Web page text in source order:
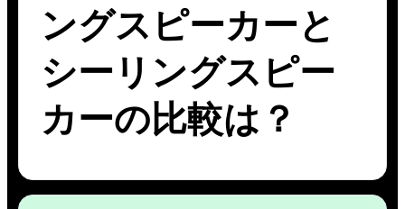
ングスピーカーと
シーリングスピー
カーの比較は？